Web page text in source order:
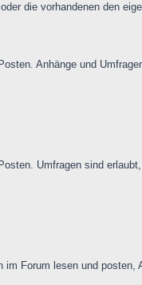
die vorhandenen den
Anhänge und
Umfragen sind
Forum lesen und